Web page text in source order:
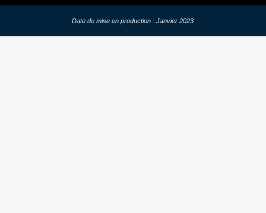
Date de mise en production : Janvier 2023